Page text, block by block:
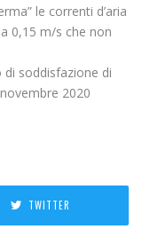
le correnti d’aria
0,15 m/s che non
di soddisfazione di
2020
TWITTER